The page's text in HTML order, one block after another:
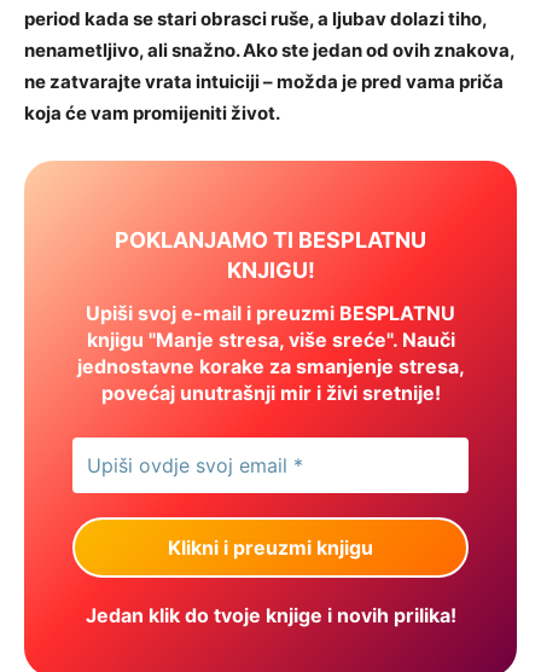
period kada se stari obrasci ruše, a ljubav dolazi tiho,
nenametljivo, ali snažno. Ako ste jedan od ovih znakova,
ne zatvarajte vrata intuiciji – možda je pred vama priča
koja će vam promijeniti život.
POKLANJAMO TI BESPLATNU
KNJIGU!
Upiši svoj e-mail i preuzmi BESPLATNU
knjigu "Manje stresa, više sreće". Nauči
jednostavne korake za smanjenje stresa,
povećaj unutrašnji mir i živi sretnije!
Jedan klik do tvoje knjige i novih prilika!